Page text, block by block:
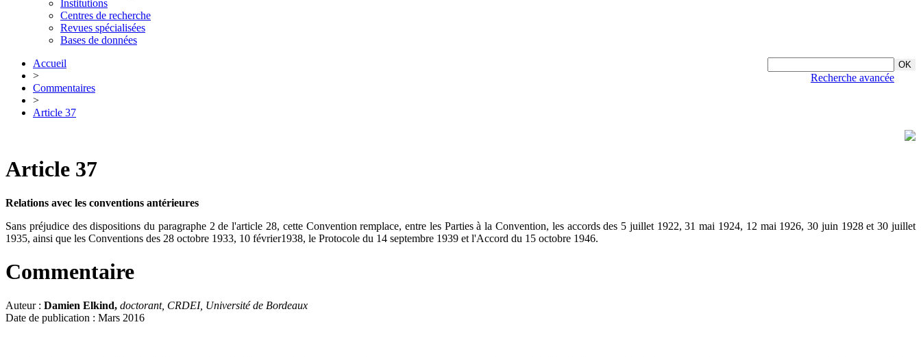
Institutions
Centres de recherche
Revues spécialisées
Bases de données
Recherche avancée
Accueil
>
Commentaires
>
Article 37
Article 37
Relations avec les conventions antérieures
Sans préjudice des dispositions du paragraphe 2 de l'article 28, cette Convention remplace, entre les Parties à la Convention, les accords des 5 juillet 1922, 31 mai 1924, 12 mai 1926, 30 juin 1928 et 30 juillet
1935, ainsi que les Conventions des 28 octobre 1933, 10 février1938, le Protocole du 14 septembre 1939 et l'Accord du 15 octobre 1946.
Commentaire
Auteur : Damien Elkind, doctorant, CRDEI, Université de Bordeaux
Date de publication : Mars 2016